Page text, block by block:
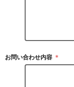
お問い合わせ内容 ＊